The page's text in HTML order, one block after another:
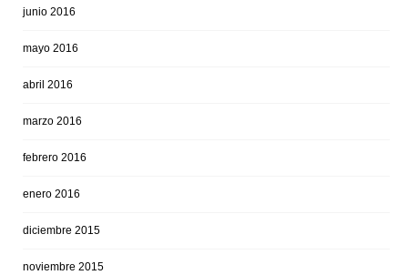
junio 2016
mayo 2016
abril 2016
marzo 2016
febrero 2016
enero 2016
diciembre 2015
noviembre 2015